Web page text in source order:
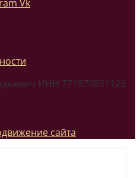
Vk
ИНН 771870831123
сайта